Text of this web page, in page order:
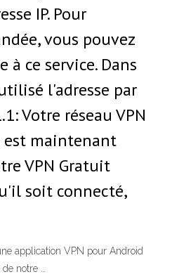
IP. Pour
vous pouvez
à ce service. Dans
l'adresse par
Votre réseau VPN
maintenant
VPN Gratuit
soit connecté,
application VPN pour Android
notre …